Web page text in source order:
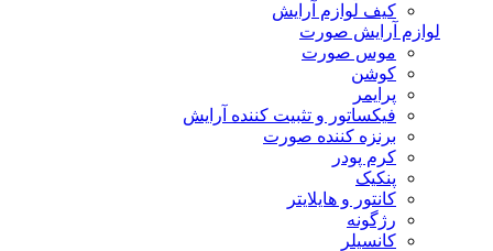
کیف لوازم آرایش
لوازم آرایش صورت
موس صورت
کوشن
پرایمر
فیکساتور و تثبیت کننده آرایش
برنزه کننده صورت
کرم پودر
پنکیک
کانتور و هایلایتر
رژگونه
کانسیلر